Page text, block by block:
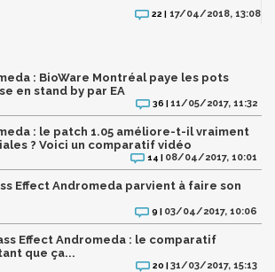
22 | 17/04/2018, 13:08
: BioWare Montréal paye les pots
en stand by par EA
36 |11/05/2017, 11:32
: le patch 1.05 améliore-t-il vraiment
? Voici un comparatif vidéo
14 | 08/04/2017, 10:01
Effect Andromeda parvient à faire son
9 | 03/04/2017, 10:06
Effect Andromeda : le comparatif
que ça...
20 |31/03/2017, 15:13